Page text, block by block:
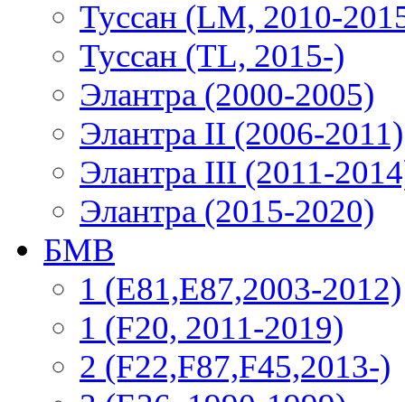
Туссан (LM, 2010-
Туссан (TL, 2015-)
Элантра (2000-2005)
Элантра II (2006-2011)
Элантра III (2011-
Элантра (2015-2020)
БМВ
1 (E81,E87,2003-2012)
1 (F20, 2011-2019)
2 (F22,F87,F45,2013-)